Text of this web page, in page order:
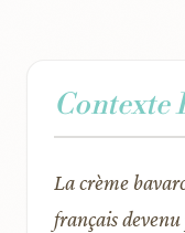
La crème
français